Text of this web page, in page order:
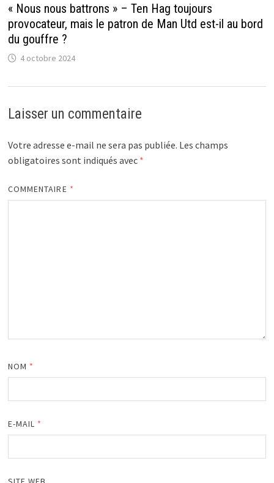
« Nous nous battrons » – Ten Hag toujours
provocateur, mais le patron de Man Utd est-il au bord
du gouffre ?
4 octobre 2024
Laisser un commentaire
Votre adresse e-mail ne sera pas publiée. Les champs
obligatoires sont indiqués avec *
COMMENTAIRE *
NOM *
E-MAIL *